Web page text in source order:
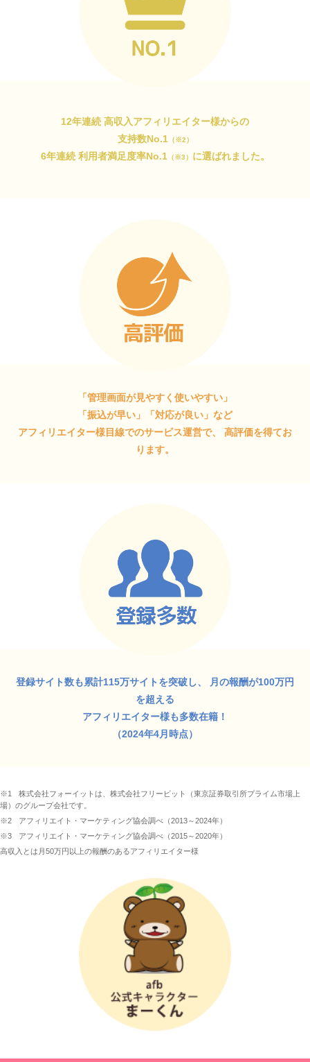
12年連続 高収入アフィリエイター様からの
支持数No.1（※2）
6年連続 利用者満足度率No.1（※3） に選ばれました。
「管理画面が見やすく使いやすい」
「振込が早い」「対応が良い」など
アフィリエイター様目線でのサービス運営で、
高評価を得てお
ります。
登録サイト数も累計115万サイトを突破し、
月の報酬が100万円
を超える
アフィリエイター様も多数在籍！
（2024年4月時点）
※1
株式会社フォーイットは、株式会社フリービット（東京証券取引所プライム市場上
場）のグループ会社です。
※2
アフィリエイト・マーケティング協会調べ（2013～2024年）
※3
アフィリエイト・マーケティング協会調べ（2015～2020年）
高収入とは月50万円以上の報酬のあるアフィリエイター様